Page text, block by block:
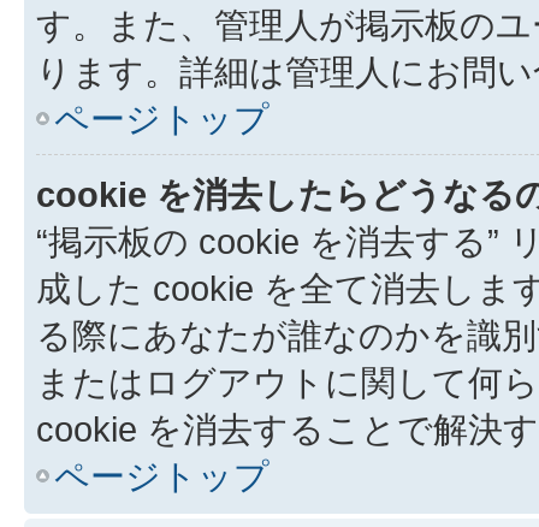
す。また、管理人が掲示板の
ります。詳細は管理人にお問
ページトップ
cookie を消去したらどうなる
“掲示板の cookie を消去する”
成した cookie を全て消去しま
る際にあなたが誰なのかを識
またはログアウトに関して何
cookie を消去することで解決
ページトップ